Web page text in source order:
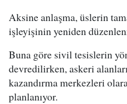
Aksine anlaşma, üslerin
işleyişinin yeniden
Buna göre sivil tesislerin
devredilirken, askeri
kazandırma merkezleri
planlanıyor.